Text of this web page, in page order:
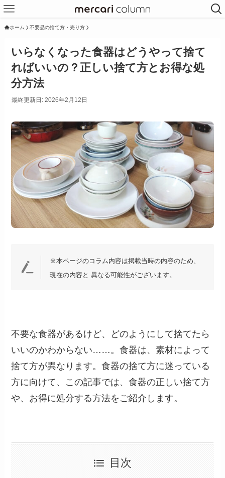
ホーム 不要品の捨て方・売り方
いらなくなった食器はどうやって捨て
ればいいの？正しい捨て方とお得な処
分方法
最終更新日: 2026年2月12日
※本ページのコラム内容は掲載当時の内容のため、
現在の内容と 異なる可能性がございます。
不要な食器があるけど、どのようにして捨てたら
いいのかわからない……。食器は、素材によって
捨て方が異なります。食器の捨て方に迷っている
方に向けて、この記事では、食器の正しい捨て方
や、お得に処分する方法をご紹介します。
目次